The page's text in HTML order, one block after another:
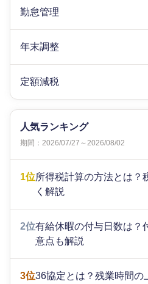
勤怠管理
年末調整
定額減税
人気ランキング
期間：2026/07/27～2026/08/02
1位所得税計算の方法とは？
く解説
2位有給休暇の付与日数は？
意点も解説
3位36協定とは？残業時間の